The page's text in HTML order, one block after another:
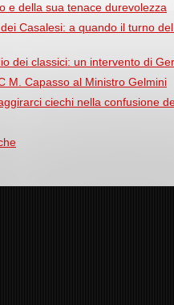
e della sua tenace durevolezza
Casalesi: a quando il turno
dei classici: un intervento di
M. Capasso al Ministro Gelmini
ciechi nella confusione